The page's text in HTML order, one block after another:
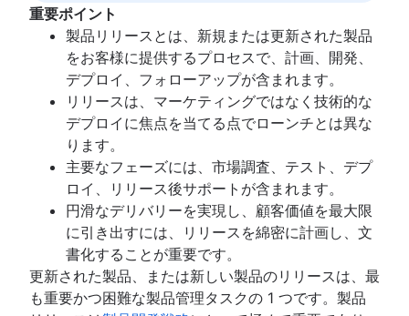
スクラム ボード
ウォーターフォール手法
スクラムにおけるベロシティ
準備完了の定義
リーンとアジャイルの比較
スクラムバン
リーン方式
スプリント バックログ
バーンアップ チャート
カンバンの原則
カンバンのメトリック
プログラム マネージャーとプロジェクト マネー
ー
ガント チャートのサンプル
製品管理の KPI
ネット プロモーター スコア
製品批評
製品優先順位付けフレームワーク
製品の機能
製品管理ツール
製品ライフサイクル管理
製品ロードマップ ソフトウェア
製品発売チェックリスト
製品戦略
プロダクト エンジニアリング
製品オペレーション
製品ポートフォリオ管理
AI による製品管
重要ポイント
製品リリースとは、新規または更新された製品
をお客様に提供するプロセスで、計画、開発、
デプロイ、フォローアップが含まれます。
リリースは、マーケティングではなく技術的な
デプロイに焦点を当てる点でローンチとは異な
ります。
主要なフェーズには、市場調査、テスト、デプ
ロイ、リリース後サポートが含まれます。
円滑なデリバリーを実現し、顧客価値を最大限
に引き出すには、リリースを綿密に計画し、文
書化することが重要です。
更新された製品、または新しい製品のリリースは、最
も重要かつ困難な製品管理タスクの 1 つです。製品